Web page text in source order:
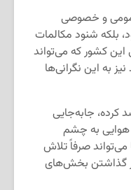
عمومی و خصوصی
بلکه شنود مکالمات
کشور که می‌تواند
به این نگرانی‌ها
کرده، جابه‌جایی
هوایی به چشم
صرفاً تلاش
گذاشتن بخش‌های